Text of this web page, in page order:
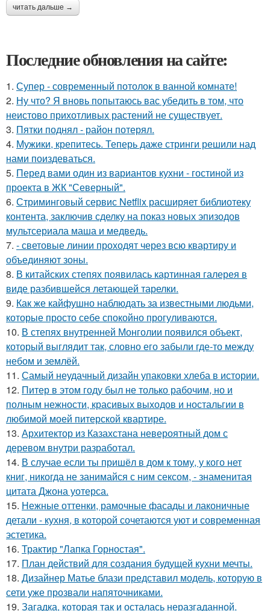
читать дальше →
Последние обновления на сайте:
1. Супер - современный потолок в ванной комнате!
2. Ну что? Я вновь попытаюсь вас убедить в том, что
неистово прихотливых растений не существует.
3. Пятки поднял - район потерял.
4. Мужики, крепитесь. Теперь даже стринги решили над
нами поиздеваться.
5. Перед вами один из вариантов кухни - гостиной из
проекта в ЖК "Северный".
6. Стриминговый сервис Netflix расширяет библиотеку
контента, заключив сделку на показ новых эпизодов
мультсериала маша и медведь.
7. - световые линии проходят через всю квартиру и
объединяют зоны.
8. В китайских степях появилась картинная галерея в
виде разбившейся летающей тарелки.
9. Как же кайфушно наблюдать за известными людьми,
которые просто себе спокойно прогуливаются.
10. В степях внутренней Монголии появился объект,
который выглядит так, словно его забыли где-то между
небом и землёй.
11. Самый неудачный дизайн упаковки хлеба в истории.
12. Питер в этом году был не только рабочим, но и
полным нежности, красивых выходов и ностальгии в
любимой моей питерской квартире.
13. Архитектор из Казахстана невероятный дом с
деревом внутри разработал.
14. В случае если ты пришёл в дом к тому, у кого нет
книг, никогда не занимайся с ним сексом, - знаменитая
цитата Джона уотерса.
15. Нежные оттенки, рамочные фасады и лаконичные
детали - кухня, в которой сочетаются уют и современная
эстетика.
16. Трактир "Лапка Горностая".
17. План действий для создания будущей кухни мечты.
18. Дизайнер Матье блази представил модель, которую в
сети уже прозвали напяточниками.
19. Загадка, которая так и осталась неразгаданной.